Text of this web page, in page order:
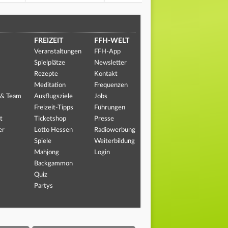
Team
FREIZEIT
Veranstaltungen
Spielplätze
Rezepte
Meditation
Ausflugsziele
Freizeit-Tipps
Ticketshop
Lotto Hessen
Spiele
Mahjong
Backgammon
Quiz
Partys
FFH-WELT
FFH-App
Newsletter
Kontakt
Frequenzen
Jobs
Führungen
Presse
Radiowerbung
Weiterbildung
Login